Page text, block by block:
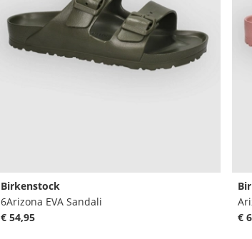
Birkenstock
6Arizona EVA Sandali
€ 54,95
€